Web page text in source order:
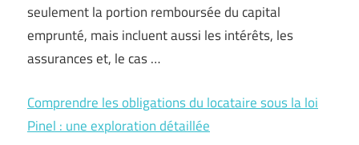
seulement la portion remboursée du capital
emprunté, mais incluent aussi les intérêts, les
assurances et, le cas …
Comprendre les obligations du locataire sous la loi
Pinel : une exploration détaillée